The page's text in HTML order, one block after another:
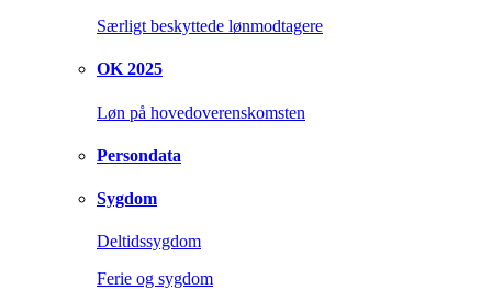
Særligt beskyttede lønmodtagere
OK 2025
Løn på hovedoverenskomsten
Persondata
Sygdom
Deltidssygdom
Ferie og sygdom